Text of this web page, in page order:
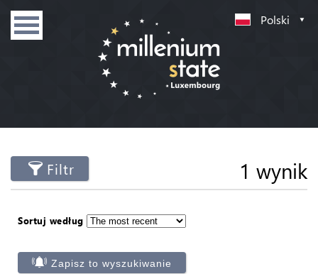
Polski
Filtr 1 wynik
Sortuj według
Zapisz to wyszukiwanie